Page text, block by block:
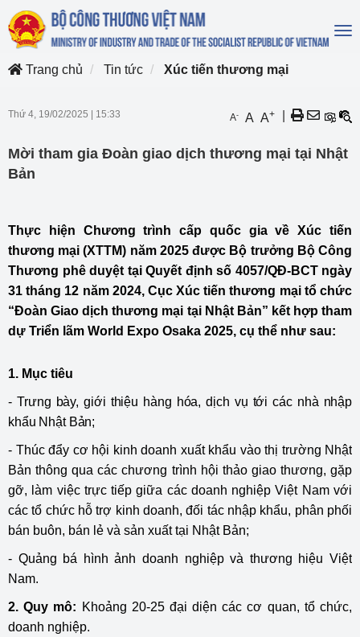
Trang chủ
Tin tức Xúc tiến thương mại
Thứ 4, 19/02/2025 15:33 A- A A+
Mời tham gia Đoàn giao dịch thương mại tại Nhật
Bản
Thực hiện Chương trình cấp quốc gia về Xúc tiến
thương mại (XTTM) năm 2025 được Bộ trưởng Bộ Công
Thương phê duyệt tại Quyết định số 4057/QĐ-BCT ngày
31 tháng 12 năm 2024, Cục Xúc tiến thương mại tổ chức
“Đoàn Giao dịch thương mại tại Nhật Bản” kết hợp tham
dự Triển lãm World Expo Osaka 2025, cụ thể như sau:
1. Mục tiêu
-Trưng bày, giới thiệu hàng hóa, dịch vụ tới các nhà nhập
khẩu Nhật Bản;
- Thúc đẩy cơ hội kinh doanh xuất khẩu vào thị trường Nhật
Bản thông qua các chương trình hội thảo giao thương, gặp
gỡ, làm việc trực tiếp giữa các doanh nghiệp Việt Nam với
các tổ chức hỗ trợ kinh doanh, đối tác nhập khẩu, phân phối
bán buôn, bán lẻ và sản xuất tại Nhật Bản;
- Quảng bá hình ảnh doanh nghiệp và thương hiệu Việt
Nam.
2. Quy mô: Khoảng 20-25 đại diện các cơ quan, tổ chức,
doanh nghiệp.